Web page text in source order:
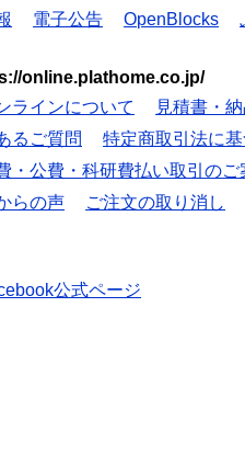
電子公告 OpenBlocks
online.plathome.co.jp/
ラインについて
見積書・
るご質問
特定商取引法に
・公費・科研費払い取引のご
らの声 ご注文の取り消し
公式ページ